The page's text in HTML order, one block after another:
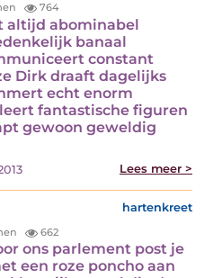
764
altijd abominabel
banaal
constant
Dirk draaft dagelijks
echt enorm
fantastische figuren
gewoon geweldig
Lees meer >
hartenkreet
662
ons parlement post je
een roze poncho aan